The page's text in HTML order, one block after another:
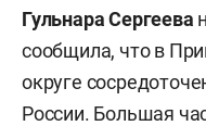
Гульнара Сергеева
сообщила, что в
округе
России. Большая